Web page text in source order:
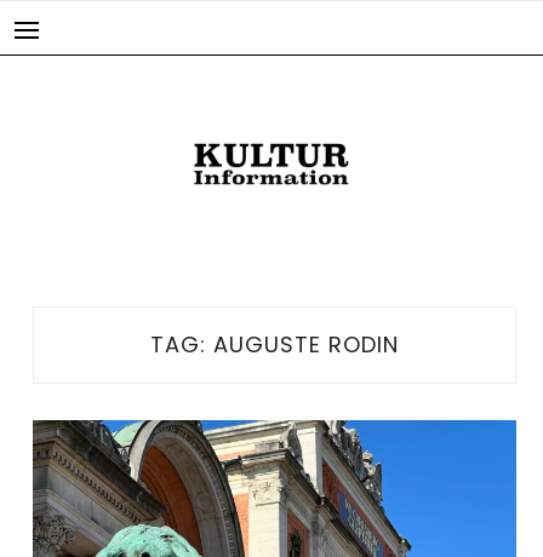
TAG: AUGUSTE RODIN